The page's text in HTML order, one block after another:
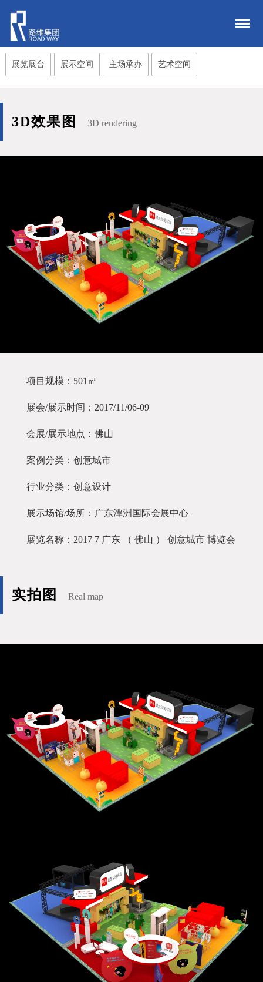
展览展台 展示空间 主场承办 艺术空间
3D效果图 3D rendering
项目规模：501㎡
展会/展示时间：2017/11/06-09
会展/展示地点：佛山
案例分类：创意城市
行业分类：创意设计
展示场馆/场所：广东潭洲国际会展中心
展览名称：2017 7 广东 （ 佛山 ） 创意城市 博览会
实拍图 Real map